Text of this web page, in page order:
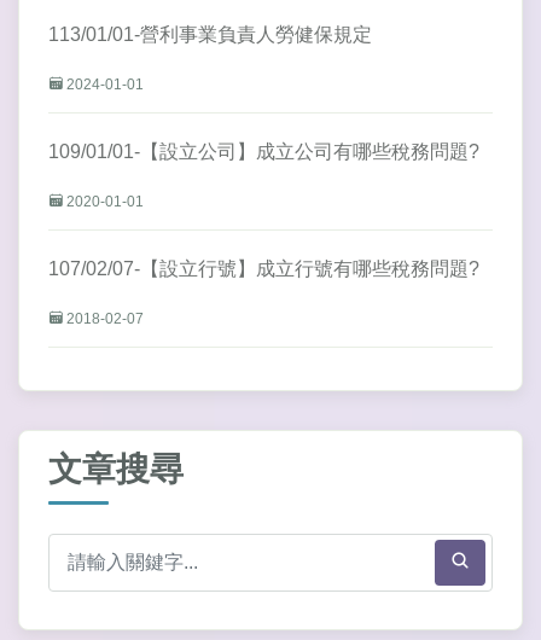
113/01/01-營利事業負責人勞健保規定
2024-01-01
109/01/01-【設立公司】成立公司有哪些稅務問題?
2020-01-01
107/02/07-【設立行號】成立行號有哪些稅務問題?
2018-02-07
文章搜尋